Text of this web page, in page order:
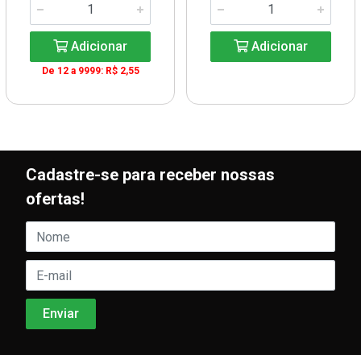
Adicionar
De 12 a 9999: R$ 2,55
Adicionar
Cadastre-se para receber nossas
ofertas!